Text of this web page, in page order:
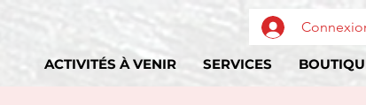
ACTIVITÉS À VENIR SERVICES